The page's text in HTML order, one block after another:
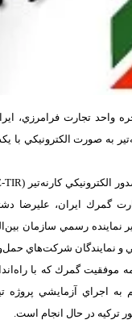
واحد تجارت فرامرزي،
به صورت الكترونيكي با
گمرك ايران، عليرضا
رسمي سازمان
و نمايندگان شركت‌هاي
گمرك كه با
تركيه در حال انجام است.